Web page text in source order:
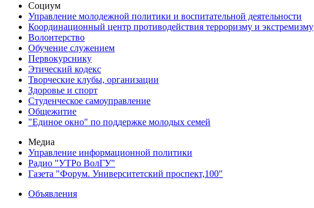
Социум
Управление молодежной политики и воспитательной деятельности
Координационный центр противодействия терроризму и экстремизму
Волонтерство
Обучение служением
Первокурснику
Этический кодекс
Творческие клубы, организации
Здоровье и спорт
Студенческое самоуправление
Общежитие
"Единое окно" по поддержке молодых семей
Медиа
Управление информационной политики
Радио "УТРо ВолГУ"
Газета "Форум. Университетский проспект,100"
Объявления